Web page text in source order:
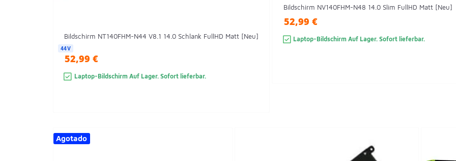
Bildschirm NT140FHM-N44 V8.1 14.0 Schlank FullHD Matt [Neu]
44V
52,99 €
Laptop-Bildschirm Auf Lager. Sofort lieferbar.
Bildschirm NV140FHM-N48 14.0 Slim FullHD Matt [Neu]
52,99 €
Laptop-Bildschirm Auf Lager. Sofort lieferbar.
Agotado